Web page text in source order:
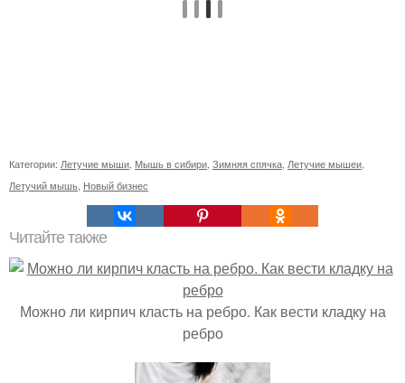
Категории: Летучие мыши Мышь в сибири Зимняя спячка Летучие мышеи
Летучий мышь Новый бизнес
Читайте также
Можно ли кирпич класть на ребро. Как вести кладку на
ребро